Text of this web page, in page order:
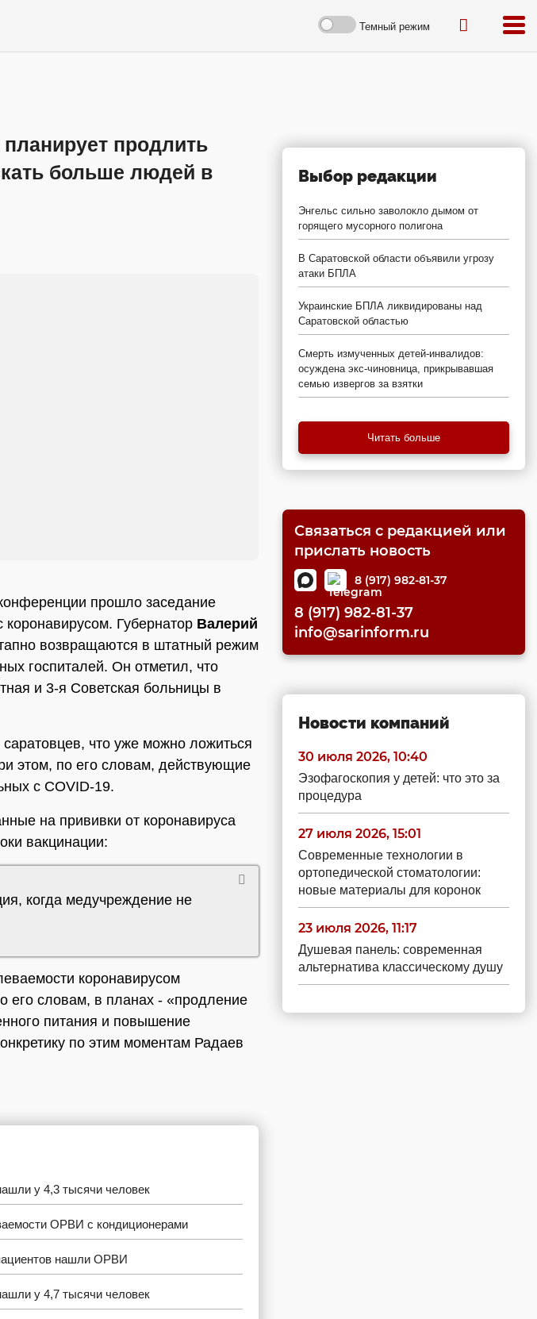
Темный режим
продлить
больше людей в
прошло заседание
коронавирусом. Губернатор Валерий
возвращаются в штатный режим
госпиталей. Он отметил, что
и 3-я Советская больницы в
что уже можно ложиться
этом, по его словам, действующие
с COVID-19.
на прививки от коронавируса
вакцинации:
когда медучреждение не
коронавирусом
его словам, в планах - «продление
питания и повышение
по этим моментам Радаев
у 4,3 тысячи человек
ОРВИ с кондиционерами
нашли ОРВИ
у 4,7 тысячи человек
Выбор редакции
Энгельс сильно заволокло дымом от
горящего мусорного полигона
В Саратовской области объявили угрозу
атаки БПЛА
Украинские БПЛА ликвидированы над
Саратовской областью
Смерть измученных детей-инвалидов:
осуждена экс-чиновница, прикрывавшая
семью извергов за взятки
Читать больше
Связаться с редакцией или
прислать новость
8 (917) 982-81-37
8 (917) 982-81-37
info@sarinform.ru
Новости компаний
30 июля 2026, 10:40
Эзофагоскопия у детей: что это за
процедура
27 июля 2026, 15:01
Современные технологии в
ортопедической стоматологии:
новые материалы для коронок
23 июля 2026, 11:17
Душевая панель: современная
альтернатива классическому душу